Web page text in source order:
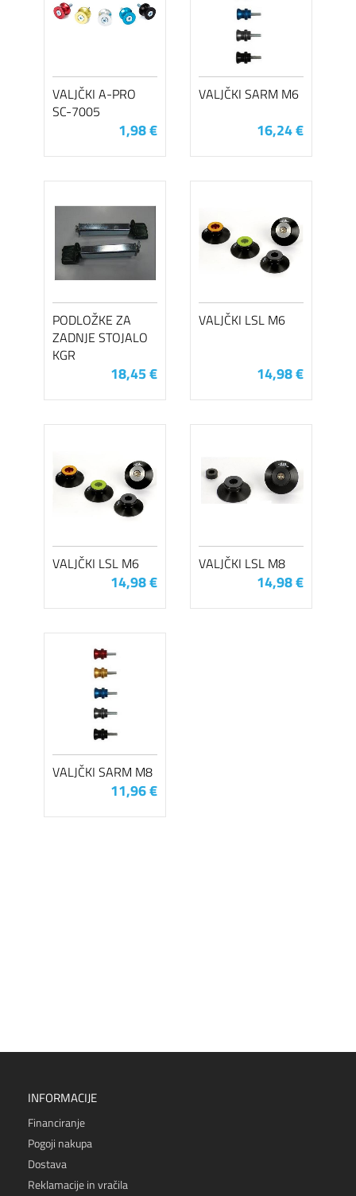
VALJČKI A-PRO
SC-7005
1,98 €
VALJČKI SARM M6
16,24 €
PODLOŽKE ZA
ZADNJE STOJALO
KGR
18,45 €
VALJČKI LSL M6
14,98 €
VALJČKI LSL M6
14,98 €
VALJČKI LSL M8
14,98 €
VALJČKI SARM M8
11,96 €
INFORMACIJE
Financiranje
Pogoji nakupa
Dostava
Reklamacije in vračila